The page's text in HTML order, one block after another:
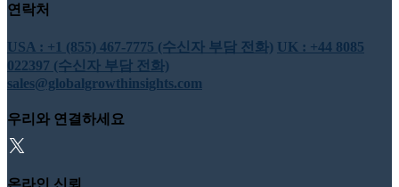
연락처
USA : +1 (855) 467-7775 (수신자 부담 전화) UK : +44 8085
022397 (수신자 부담 전화)
sales@globalgrowthinsights.com
우리와 연결하세요